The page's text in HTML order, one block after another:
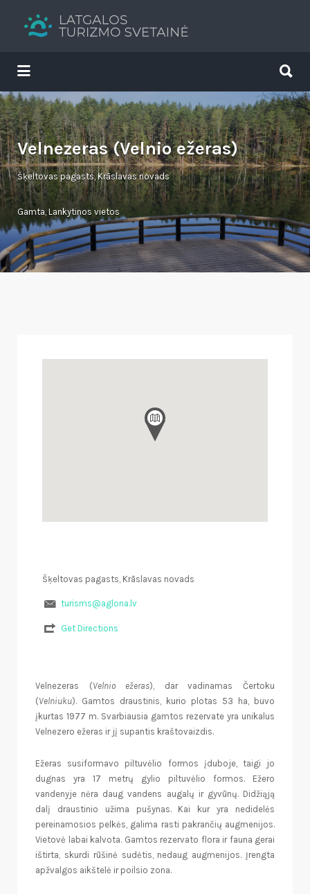
Tavs brīvdienu ceļvedis
Search
for:
for:
Velnezeras (Velnio ežeras)
Šķeltovas pagasts, Krāslavas novads
Gamta, Lankytinos vietos
Šķeltovas pagasts, Krāslavas novads
turisms@aglona.lv
Get Directions
Velnezeras (Velnio ežeras), dar vadinamas Čertoku
(Velniuku). Gamtos draustinis, kurio plotas 53 ha, buvo
įkurtas 1977 m. Svarbiausia gamtos rezervate yra unikalus
Velnezero ežeras ir jį supantis kraštovaizdis.
Ežeras susiformavo piltuvėlio formos įduboje, taigi jo
dugnas yra 17 metrų gylio piltuvėlio formos. Ežero
vandenyje nėra daug vandens augalų ir gyvūnų. Didžiąją
dalį draustinio užima pušynas. Kai kur yra nedidelės
pereinamosios pelkės, galima rasti pakrančių augmenijos.
Vietovė labai kalvota. Gamtos rezervato flora ir fauna gerai
ištirta, skurdi rūšinė sudėtis, nedaug augmenijos. Įrengta
apžvalgos aikštelė ir poilsio zona.